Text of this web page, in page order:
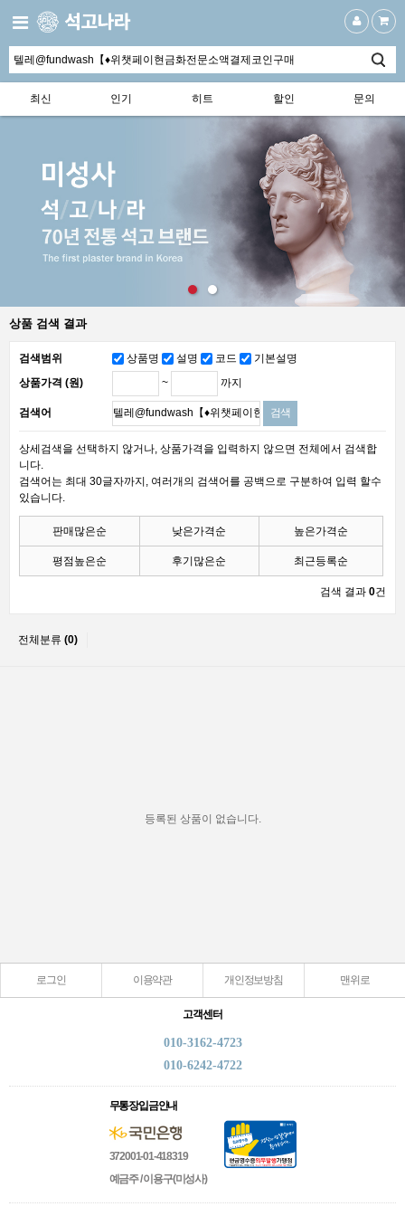
최신 인기 히트 할인 문의
상품 검색 결과
검색범위 상품명 설명 코드
기본설명
상품가격 (원)
~ 까지
검색어
상세검색을 선택하지 않거나, 상품가격을 입력하지 않으면 전체에서 검색합
니다.
검색어는 최대 30글자까지, 여러개의 검색어를 공백으로 구분하여 입력 할수
있습니다.
판매많은순 낮은가격순 높은가격순
평점높은순 후기많은순 최근등록순
검색 결과 0건
전체분류 (0)
등록된 상품이 없습니다.
로그인 이용약관 개인정보방침 맨위로
고객센터
010-3162-4723
010-6242-4722
무통장입금안내
372001-01-418319
예금주 / 이용구(미성사)